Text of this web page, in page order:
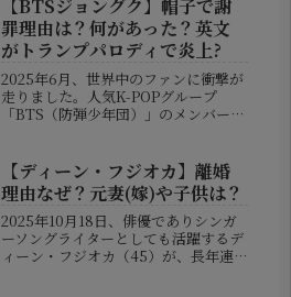
存在である彼女が、決勝戦という大
舞...
【BTSジョングク】帽子で謝
罪理由は？何があった？英文
がトランプパロディで炎上?
2025年6月、世界中のファンに衝撃が
走りました。人気K-POPグループ
「BTS（防弾少年団）」のメンバーで
大炎上。それを受けて本人が公式に謝
罪するという事態に発展しまし...
【ディーン・フジオカ】離婚
理由なぜ？元妻(嫁)や子供は？
2025年10月18日、俳優でありシンガ
ーソングライターとしても活躍するデ
ィーン・フジオカ（45）が、長年連